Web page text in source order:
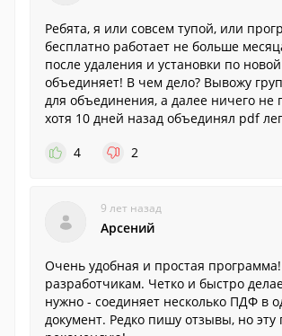
Ребята, я или совсем тупой, или
бесплатно работает не больше
после удаления и установки по
объединяет! В чем дело? Вывожу
для объединения, а далее ничего не
хотя 10 дней назад объединял pdf
4
2
9 лет назад
Арсений
Очень удобная и простая
разработчикам. Четко и быстро
нужно - соединяет несколько ПДФ в
документ. Редко пишу отзывы, но эту